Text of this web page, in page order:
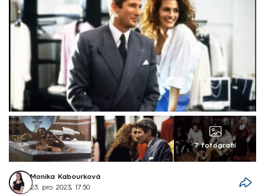
7 fotografií
Monika Kabourková
23. pro 2023, 17:50